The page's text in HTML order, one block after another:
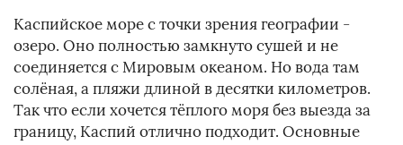
Каспийское море с точки зрения географии -
озеро. Оно полностью замкнуто сушей и не
соединяется с Мировым океаном. Но вода там
солёная, а пляжи длиной в десятки километров.
Так что если хочется тёплого моря без выезда за
границу, Каспий отлично подходит. Основные